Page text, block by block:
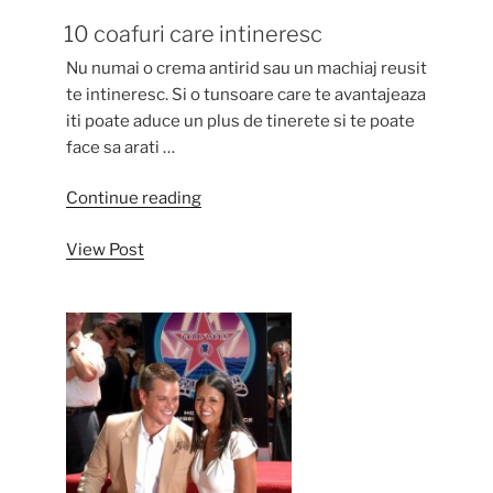
10 coafuri care intineresc
Nu numai o crema antirid sau un machiaj reusit
te intineresc. Si o tunsoare care te avantajeaza
iti poate aduce un plus de tinerete si te poate
face sa arati …
Continue reading“10
View Post